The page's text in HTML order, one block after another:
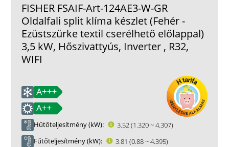
FISHER FSAIF-Art-124AE3-W-GR
Oldalfali split klíma készlet (Fehér -
Ezüstszürke textil cserélhető előlappal)
3,5 kW, Hőszivattyús, Inverter , R32,
WIFI
Hűtőteljesítmény (kW)
3.52 (1.320 ~ 4.307)
Fűtőteljesítmény (kW)
3.81 (0.88 ~ 4.395)